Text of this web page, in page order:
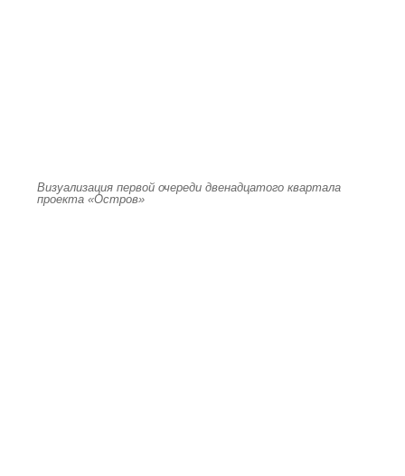
Визуализация первой очереди двенадцатого квартала
проекта «Остров»